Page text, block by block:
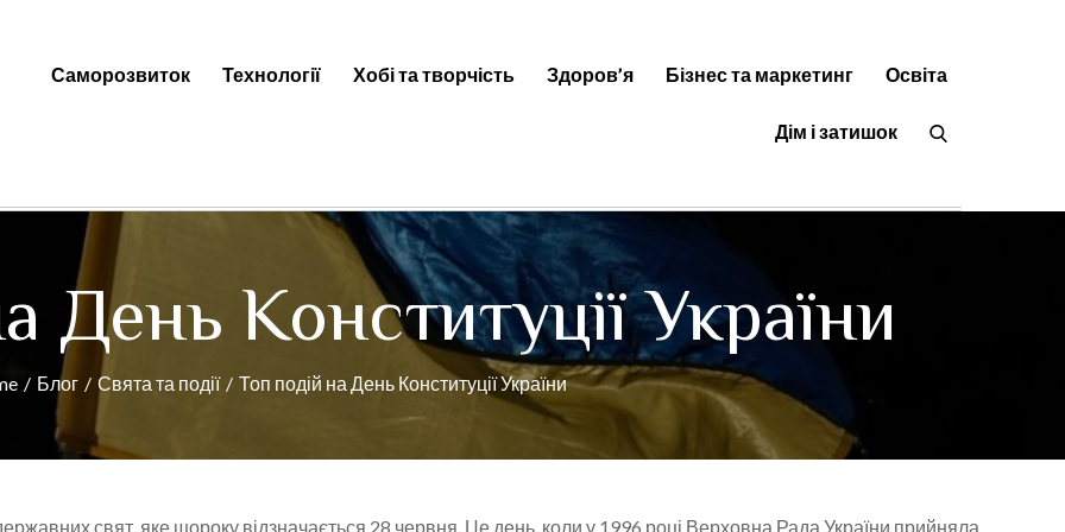
— Цікаві факти, новини та корисні статті на будь-яку тему
Саморозвиток Технології Хобі та творчість Здоров’я Бізнес та маркетинг Освіта
Дім і затишок
День Конституції України
Блог Свята та події Топ подій на День Конституції України
свят, яке щороку відзначається 28 червня. Це день, коли у 1996 році Верховна Рада України прийняла